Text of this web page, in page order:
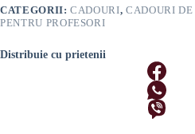
CATEGORII:CADOURI,CADOURI
PENTRU PROFESORI
Distribuie cu prietenii